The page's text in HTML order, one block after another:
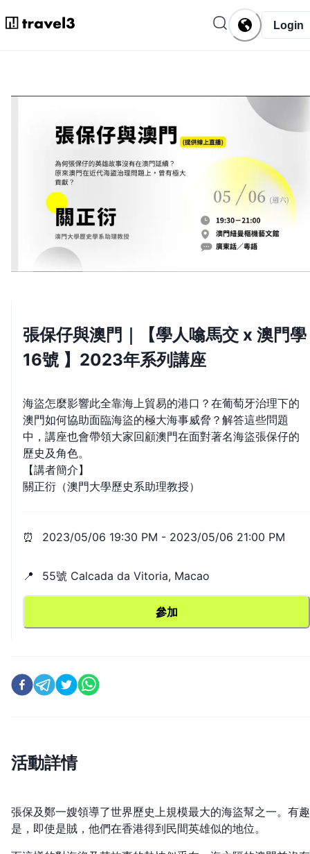
Login
張保仔與澳門｜【學人噏馬交 x 澳門學
16號 】2023年系列講座
海盜怎麼影響此全靠海上貿易的港口？在葡萄牙治理下的
澳門如何協助面臨海盜的極大海事威脅？解答這些問題
中，講座也會帶領大家回顧澳門在面對著名海盜張保仔的
歷史及角色。
【講者簡介】
⏰ 2023/05/06 19:30 PM - 2023/05/06 21:00 PM
📍 55號 Calcada da Vitoria, Macao
參加
活動詳情
張保及鄭一嫂領導了世界歷史上規模最大的海盜幫之一。有
是，即使是賊，他們在香港得到民間英雄似的地位。